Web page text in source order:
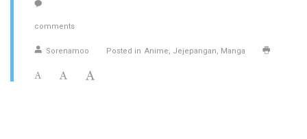
comments
Sorenamoo Posted in Anime Jejepangan Manga